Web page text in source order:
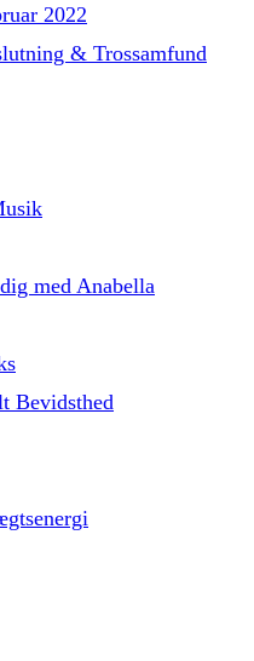
2022
& Trossamfund
med Anabella
Bevidsthed